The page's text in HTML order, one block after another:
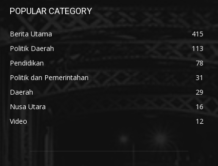
POPULAR CATEGORY
Berita Utama
415
Politik Daerah
113
Pendidikan
78
Politik dan Pemerintahan
31
Daerah
29
Nusa Utara
16
Video
12